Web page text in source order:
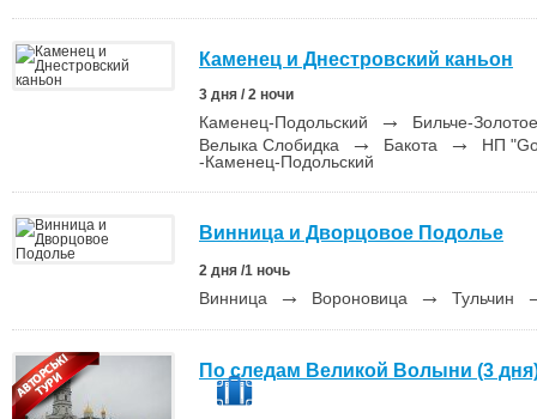
Каменец и Днестровский каньон
3 дня / 2 ночи
Каменец-Подольский →
Бильче-
Велыка Слобидка
→ Бакота →
НП
-Каменец-Подольский
Винница и Дворцовое Подолье
2 дня /1 ночь
Винница → Вороновица → Тульчин
По следам Великой Волыни (3